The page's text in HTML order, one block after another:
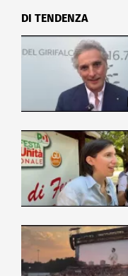
DI TENDENZA